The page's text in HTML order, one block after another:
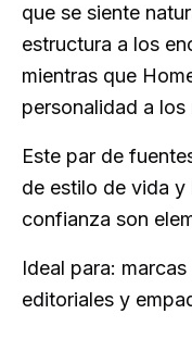
que se siente
estructura a los
mientras que
personalidad a
Este par de
de estilo de vida
confianza son
Ideal para:
editoriales y